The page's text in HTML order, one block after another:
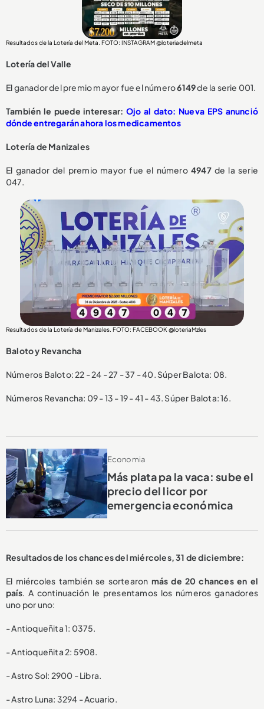
Resultados de la Lotería del Meta. FOTO: INSTAGRAM @loteriadelmeta
Lotería del Valle
El ganador del premio mayor fue el número6149de la serie 001.
También le puede interesar: Ojo al dato: Nueva EPS anunció
dónde entregarán ahora los medicamentos
Lotería de Manizales
El ganador del premio mayor fue el número 4947de la serie
047.
Resultados de la Lotería de Manizales. FOTO: FACEBOOK @loteriaMzles
Baloto y Revancha
Números Baloto: 22 - 24 - 27 - 37 - 40. Súper Balota: 08.
Números Revancha: 09 - 13 - 19 - 41 - 43. Súper Balota: 16.
Economia
Más plata pa la vaca: sube el
precio del licor por
emergencia económica
Resultados de los chances del miércoles, 31 de diciembre:
El miércoles también se sortearon más de 20 chances en el
país. A continuación le presentamos los números ganadores
uno por uno:
- Antioqueñita 1: 0375.
- Antioqueñita 2: 5908.
- Astro Sol: 2900 - Libra.
- Astro Luna: 3294 - Acuario.